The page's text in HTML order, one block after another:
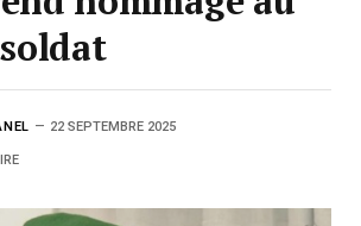
22 SEPTEMBRE 2025